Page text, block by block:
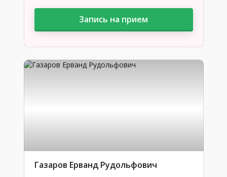
Запись на прием
Газаров Ерванд Рудольфович